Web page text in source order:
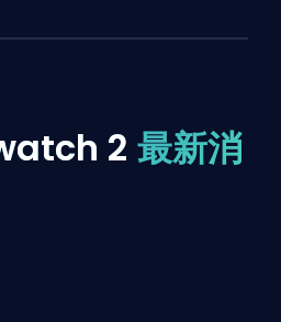
2 最新消